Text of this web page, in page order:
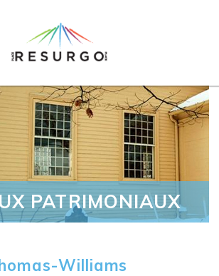
PATRIMONIAUX
Williams